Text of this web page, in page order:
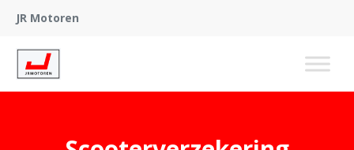
JR Motoren